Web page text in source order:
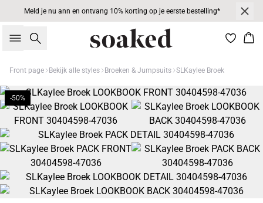
Meld je nu ann en ontvang 10% korting op je eerste bestelling*
Zoeken
Front page Bekijk alle styles Broeken & Jumpsuits SLKaylee Broek
-50%